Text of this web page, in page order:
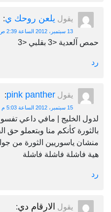
يقول يلعن روحك ي:
13 سبتمبر، 2012 الساعة 2:39 ص
حمص آلعدية <3 بقلبي <3
رد
يقول pink panther
:
15 سبتمبر، 2012 الساعة 5:03 م
لدول الخليج | مافي داعي
بالثورة كأنكم منا وبتعملو حق
منشان ياسوريين الثورة من جوا
هية فاشلة فاشلة فاشلة
رد
يقول الارقام دي: